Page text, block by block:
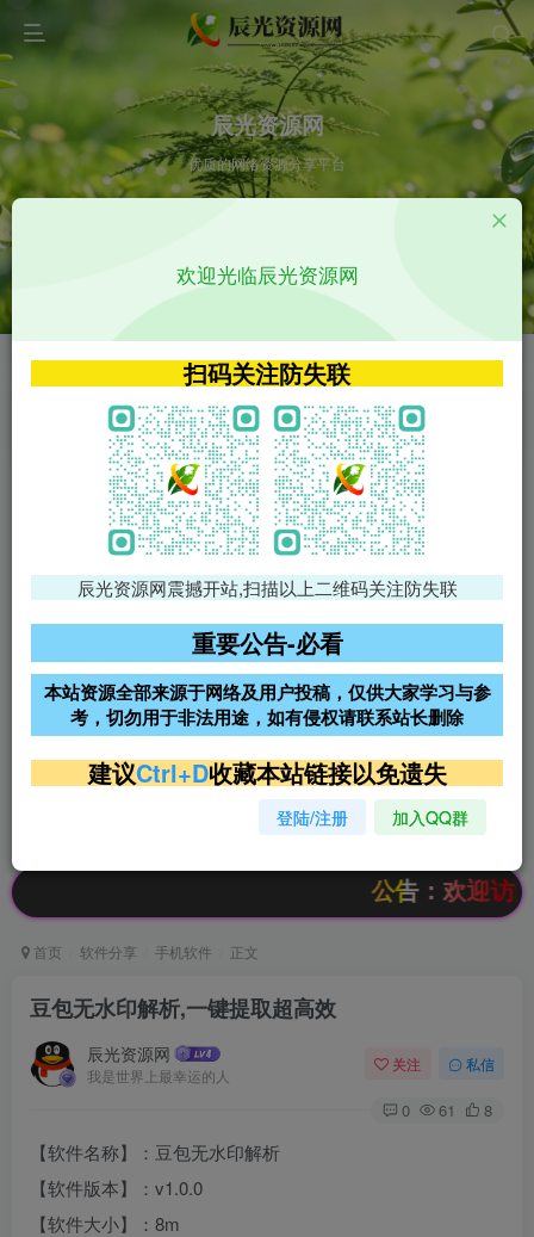
辰光资源网
优质的网络资源分享平台
VIP特权介绍 APP源码
VIP特权介绍
火
VIP特权介绍
影视源码
影视源码
免费领支付宝红包
腾讯轻量4核4G3M服务器38元/
阿里云2核2G200M服务器68元/
年
雨云高防免备案服务器
超低价文字广告位招租 超低价文字广告位招租
超低价文字广告位招租
公告：欢迎访问辰光
首页 软件分享 手机软件 正文
豆包无水印解析,一键提取超高效
辰光资源网
我是世界上最幸运的人
关注 私信
0 61 8
【软件名称】：豆包无水印解析
【软件版本】：v1.0.0
【软件大小】：8m
欢迎光临辰光资源网
扫码关注防失联
辰光资源网震撼开站,扫描以上二维码关注防失联
重要公告-必看
本站资源全部来源于网络及用户投稿，仅供大家学习与参
考，切勿用于非法用途，如有侵权请联系站长删除
建议Ctrl+D收藏本站链接以免遗失
登陆/注册 加入QQ群